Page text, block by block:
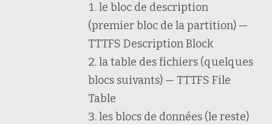
le bloc de description
(premier bloc de la partition) —
TTTFS Description Block
la table des fichiers (quelques
blocs suivants) — TTTFS File
Table
les blocs de données (le reste)